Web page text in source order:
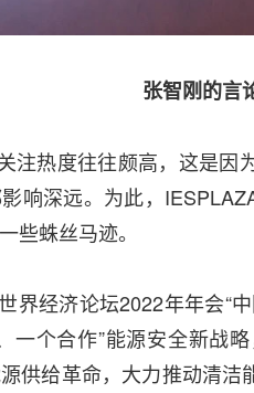
张智刚的言
注热度往往颇高，这是
响深远。为此，
些蛛丝马迹。
界经济论坛2022年年会“
一个合作”能源安全新战
供给革命，大力推动清